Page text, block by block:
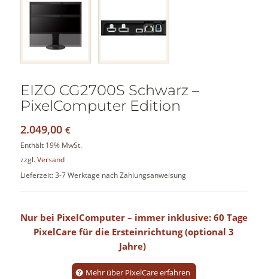
EIZO CG2700S Schwarz –
PixelComputer Edition
2.049,00 €
Enthält 19% MwSt.
zzgl.Versand
Lieferzeit: 3-7 Werktage nach Zahlungsanweisung
Nur bei PixelComputer – immer inklusive: 60 Tage
PixelCare für die Ersteinrichtung (optional 3
Jahre)
Mehr über PixelCare erfahren